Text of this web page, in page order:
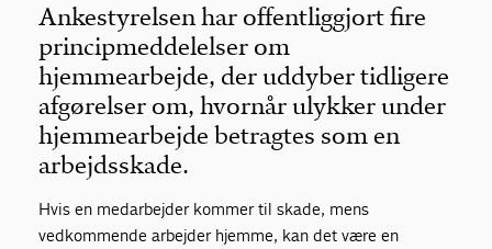
Ankestyrelsen har offentliggjort fire
principmeddelelser om
hjemmearbejde, der uddyber tidligere
afgørelser om, hvornår ulykker under
hjemmearbejde betragtes som en
arbejdsskade.
Hvis en medarbejder kommer til skade, mens
vedkommende arbejder hjemme, kan det være en